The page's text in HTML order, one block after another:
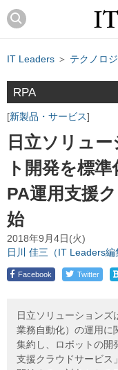
IT Leaders ＞ テクノロ
RPA
新製品・サービス
日立ソリュ
ト開発を標
PA運用支援
始
2018年9月4日(火)
日川 佳三（IT Leaders編
Facebook Twitter
日立ソリューションズ
業務自動化）の運用に
集約し、ロボットの開
支援クラウドサービス